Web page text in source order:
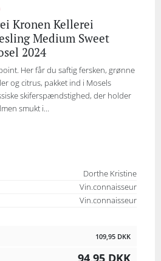
Kronen Kellerei
Medium Sweet
2024
Her får du saftig fersken, grønne
og citrus, pakket ind i Mosels
skiferspændstighed, der holder
smukt i...
Dorthe Kristine
Vin.connaisseur
Vin.connaisseur
109,95 DKK
94,95 DKK